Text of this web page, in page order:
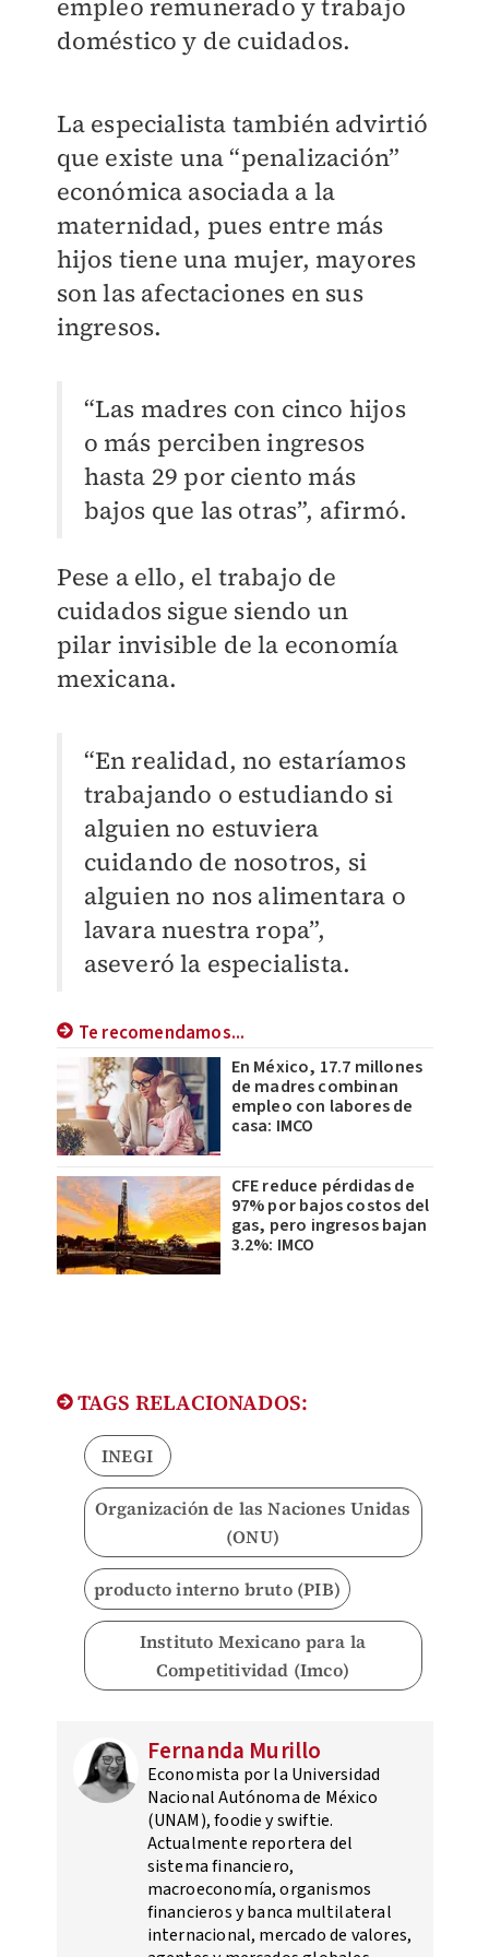
empleo remunerado y trabajo
doméstico y de cuidados.
La especialista también advirtió
que existe una “penalización”
económica asociada a la
maternidad, pues entre más
hijos tiene una mujer, mayores
son las afectaciones en sus
ingresos.
“Las madres con cinco hijos
o más perciben ingresos
hasta 29 por ciento más
bajos que las otras”, afirmó.
Pese a ello, el trabajo de
cuidados sigue siendo un
pilar invisible de la economía
mexicana.
“En realidad, no estaríamos
trabajando o estudiando si
alguien no estuviera
cuidando de nosotros, si
alguien no nos alimentara o
lavara nuestra ropa”,
aseveró la especialista.
Te recomendamos...
En México, 17.7 millones
de madres combinan
empleo con labores de
casa: IMCO
CFE reduce pérdidas de
97% por bajos costos del
gas, pero ingresos bajan
3.2%: IMCO
TAGS RELACIONADOS:
INEGI
Organización de las Naciones Unidas
(ONU)
producto interno bruto (PIB)
Instituto Mexicano para la
Competitividad (Imco)
Fernanda Murillo
Economista por la Universidad
Nacional Autónoma de México
(UNAM), foodie y swiftie.
Actualmente reportera del
sistema financiero,
macroeconomía, organismos
financieros y banca multilateral
internacional, mercado de valores,